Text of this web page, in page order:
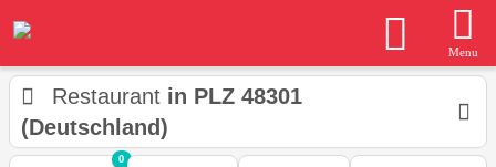
Menu
Restaurant in PLZ 48301
(Deutschland)
0